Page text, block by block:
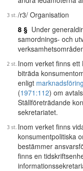
/r3/ Organisation
8 § Under
samordnings- och
Inom verket finns
biträda
enligt
(1971:112) om
Ställföreträdande
sekretariatet.
Inom verket finns
konsumentpolitiska
bestämmer
finns en